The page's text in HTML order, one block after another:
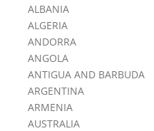
ALBANIA
ALGERIA
ANDORRA
ANGOLA
ANTIGUA AND BARBUDA
ARGENTINA
ARMENIA
AUSTRALIA